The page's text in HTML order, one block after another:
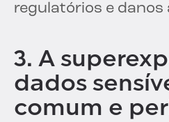
regulatórios e danos
3. A
dados
comum e